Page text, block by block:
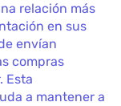
relación más
en sus
envían
compras
Esta
a mantener a